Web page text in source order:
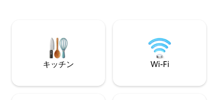
理的で、より快適な滞在ができます。 🛏
寝室のレイアウト 4つの寝室のうち、3つ
は1.8メートルの大きなベッド、1つは1.5
メートルのベッドを備えており、さまざ
素晴らしい時間を共有するのに最適で
キッチン、洗濯機
ン、駐車場、充実
おり、短期旅行で
ィスでも、自宅の
ヴィラエリアに位
キッチン Wi-Fi